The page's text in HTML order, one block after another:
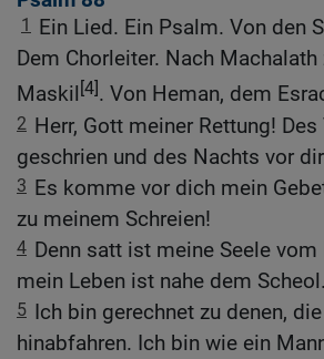
1
Ein Lied. Ein Psalm. Von den
Dem Chorleiter. Nach Machalath
Maskil [4]. Von Heman, dem
2 Herr, Gott meiner Rettung!
geschrien und des Nachts vor
3 Es komme vor dich mein
zu meinem Schreien!
4 Denn satt ist meine Seele vom
mein Leben ist nahe dem Scheol.
5 Ich bin gerechnet zu denen,
hinabfahren. Ich bin wie ein